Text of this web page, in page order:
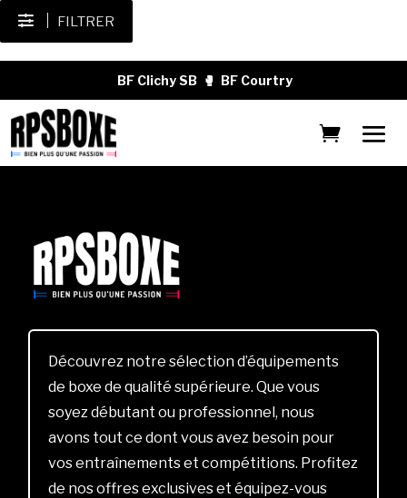
FILTRER
BF Clichy SB 🥊 BF Courtry
Découvrez notre sélection d’équipements
de boxe de qualité supérieure. Que vous
soyez débutant ou professionnel, nous
avons tout ce dont vous avez besoin pour
vos entraînements et compétitions. Profitez
de nos offres exclusives et équipez-vous